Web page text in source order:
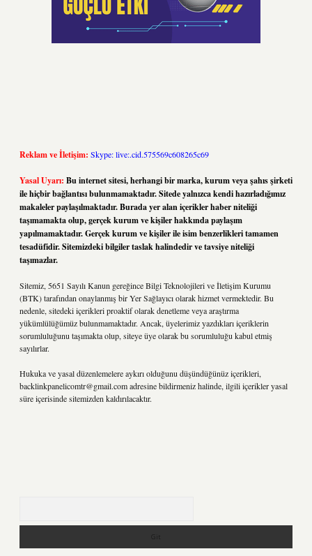
Reklam ve İletişim: Skype: live:.cid.575569c608265c69
Yasal Uyarı: Bu internet sitesi, herhangi bir marka, kurum veya şahıs şirketi
ile hiçbir bağlantısı bulunmamaktadır. Sitede yalnızca kendi hazırladığımız
makaleler paylaşılmaktadır. Burada yer alan içerikler haber niteliği
taşımamakta olup, gerçek kurum ve kişiler hakkında paylaşım
yapılmamaktadır. Gerçek kurum ve kişiler ile isim benzerlikleri tamamen
tesadüfidir. Sitemizdeki bilgiler taslak halindedir ve tavsiye niteliği
taşımazlar.
Sitemiz, 5651 Sayılı Kanun gereğince Bilgi Teknolojileri ve İletişim Kurumu
(BTK) tarafından onaylanmış bir Yer Sağlayıcı olarak hizmet vermektedir. Bu
nedenle, sitedeki içerikleri proaktif olarak denetleme veya araştırma
yükümlülüğümüz bulunmamaktadır. Ancak, üyelerimiz yazdıkları içeriklerin
sorumluluğunu taşımakta olup, siteye üye olarak bu sorumluluğu kabul etmiş
sayılırlar.
Hukuka ve yasal düzenlemelere aykırı olduğunu düşündüğünüz içerikleri,
backlinkpanelicomtr@gmail.comadresine bildirmeniz halinde, ilgili içerikler yasal
süre içerisinde sitemizden kaldırılacaktır.